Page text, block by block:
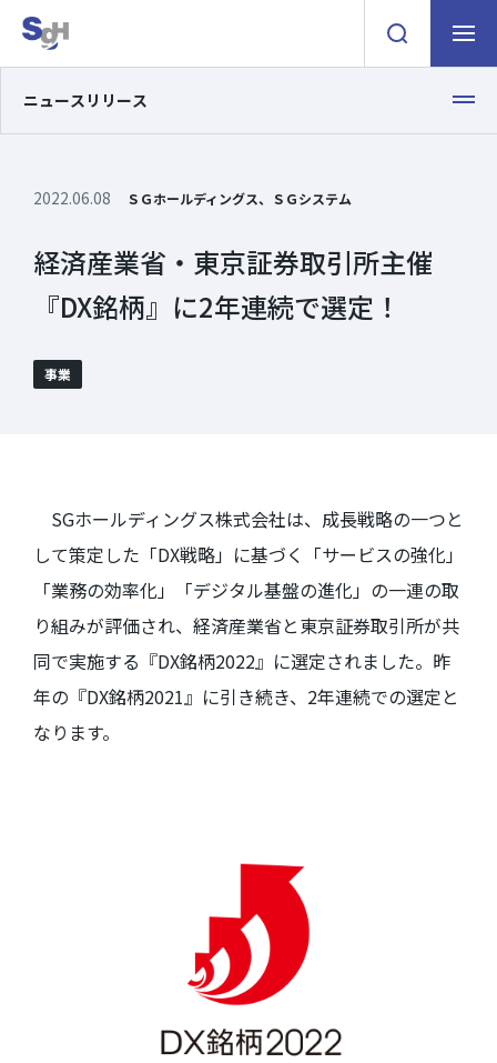
検索窓を開く
ニュースリリース
2022.06.08 ＳＧホールディングス、ＳＧシステム
経済産業省・東京証券取引所主催
『DX銘柄』に2年連続で選定！
事業
SGホールディングス株式会社は、成長戦略の一つと
して策定した「DX戦略」に基づく「サービスの強化」
「業務の効率化」「デジタル基盤の進化」の一連の取
り組みが評価され、経済産業省と東京証券取引所が共
同で実施する『DX銘柄2022』に選定されました。昨
年の『DX銘柄2021』に引き続き、 2年連続での選定と
なります。